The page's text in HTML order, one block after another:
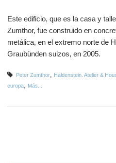
Este edificio, que es la casa y
Zumthor, fue construido en
metálica, en el extremo norte de
Graubünden suizos, en 2005.
Peter Zumthor, Haldenstein. Atelier &
europa, Más...